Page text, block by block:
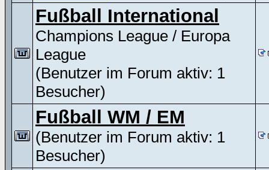
Fußball International
Champions League / Europa
League
(Benutzer im Forum aktiv: 1
Besucher)
Fußball WM / EM
(Benutzer im Forum aktiv: 1
Besucher)